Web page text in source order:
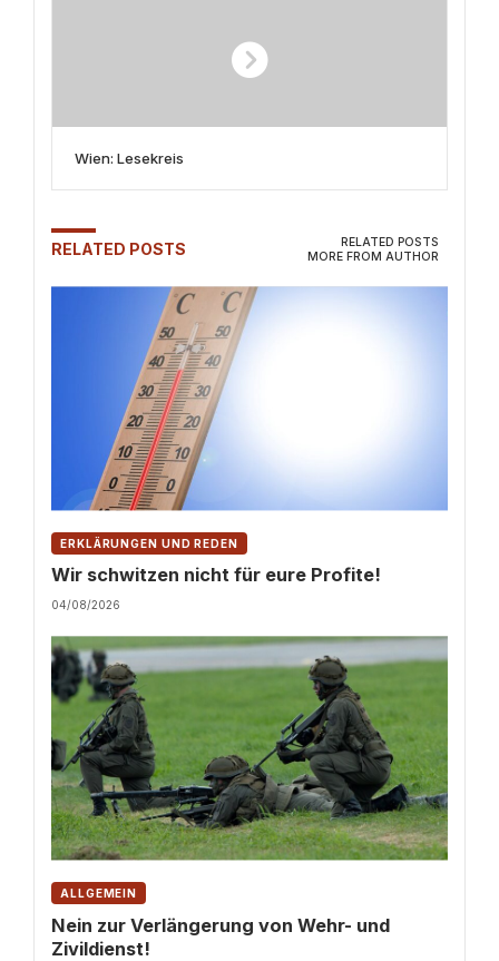
Wien: Lesekreis
RELATED POSTS
RELATED POSTS
MORE FROM AUTHOR
ERKLÄRUNGEN UND REDEN
Wir schwitzen nicht für eure Profite!
04/08/2026
ALLGEMEIN
Nein zur Verlängerung von Wehr- und
Zivildienst!